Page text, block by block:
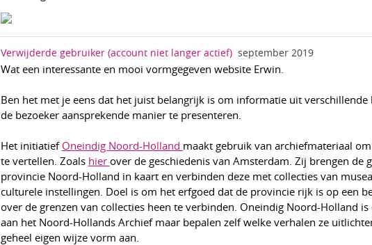
Verwijderde gebruiker (account niet langer actief) september 2019
Wat een interessante en mooi vormgegeven website Erwin.
Ben het met je eens dat het juist belangrijk is om informatie uit
de bezoeker aansprekende manier te presenteren.
Het initiatief Oneindig Noord-Holland maakt gebruik van archiefmateriaal
te vertellen. Zoals hier over de geschiedenis van Amsterdam. Zij brengen de
provincie Noord-Holland in kaart en verbinden deze met collecties van
culturele instellingen. Doel is om het erfgoed dat de provincie rijk is op een
over de grenzen van collecties heen te verbinden. Oneindig Noord-Holland
aan het Noord-Hollands Archief maar bepalen zelf welke verhalen ze
geheel eigen wijze vorm aan.